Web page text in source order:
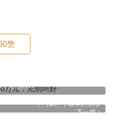
赞
先别叫好
下一篇
学习原声｜改革的初心